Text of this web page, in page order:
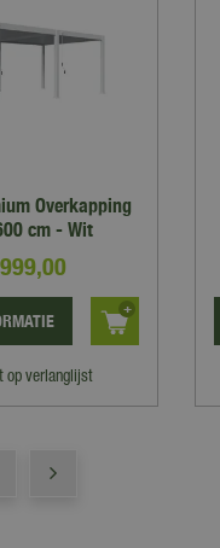
Overkapping
cm - Wit
,00
op verlanglijst